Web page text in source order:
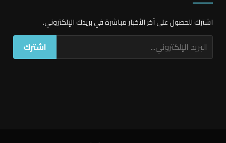
اشترك للحصول على آخر الأخبار مباشرة في بريدك الإلكتروني.
اشترك